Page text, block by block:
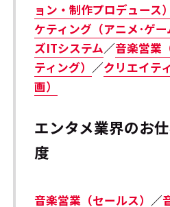
ョン・制作プロデュース）
ケティング（アニメ･ゲー
ズITシステム／音楽営業
ティング） ／クリエイテ
画）
エンタメ業界のお
度
音楽営業（セールス） ／